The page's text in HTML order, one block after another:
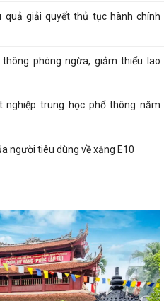
giải quyết thủ tục hành chính
phòng ngừa, giảm thiểu lao
nghiệp trung học phổ thông năm
người tiêu dùng về xăng E10